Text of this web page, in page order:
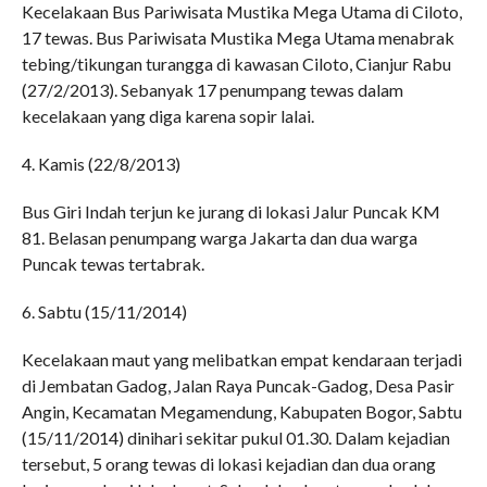
Kecelakaan Bus Pariwisata Mustika Mega Utama di Ciloto,
17 tewas. Bus Pariwisata Mustika Mega Utama menabrak
tebing/tikungan turangga di kawasan Ciloto, Cianjur Rabu
(27/2/2013). Sebanyak 17 penumpang tewas dalam
kecelakaan yang diga karena sopir lalai.
4. Kamis (22/8/2013)
Bus Giri Indah terjun ke jurang di lokasi Jalur Puncak KM
81. Belasan penumpang warga Jakarta dan dua warga
Puncak tewas tertabrak.
6. Sabtu (15/11/2014)
Kecelakaan maut yang melibatkan empat kendaraan terjadi
di Jembatan Gadog, Jalan Raya Puncak-Gadog, Desa Pasir
Angin, Kecamatan Megamendung, Kabupaten Bogor, Sabtu
(15/11/2014) dinihari sekitar pukul 01.30. Dalam kejadian
tersebut, 5 orang tewas di lokasi kejadian dan dua orang